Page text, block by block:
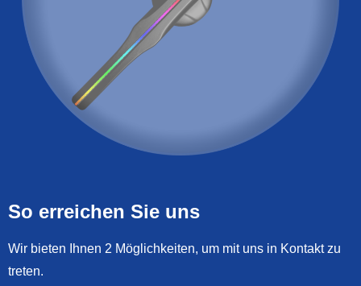
So erreichen Sie uns
Wir bieten Ihnen 2 Möglichkeiten, um mit uns in Kontakt zu
treten.